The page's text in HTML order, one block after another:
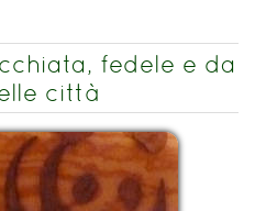
fedele e da
città